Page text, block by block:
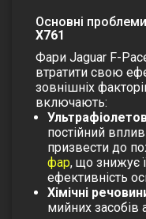
Основні
Х761
Фари Jaguar F-
втратити свою
зовнішніх
включають:
постійний
призвести до
фар, що знижує
ефективність
Хімічні
мийних засобів